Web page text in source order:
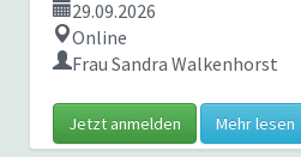
29.09.2026
Online
Frau Sandra Walkenhorst
Jetzt anmelden Mehr lesen